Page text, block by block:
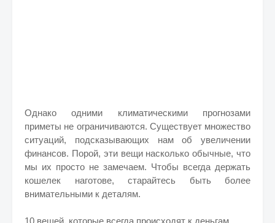
Однако одними климатическими прогнозами
приметы не ограничиваются. Существует множество
ситуаций, подсказывающих нам об увеличении
финансов. Порой, эти вещи насколько обычные, что
мы их просто не замечаем. Чтобы всегда держать
кошелек наготове, старайтесь быть более
внимательными к деталям.
10 вещей, которые всегда происходят к деньгам